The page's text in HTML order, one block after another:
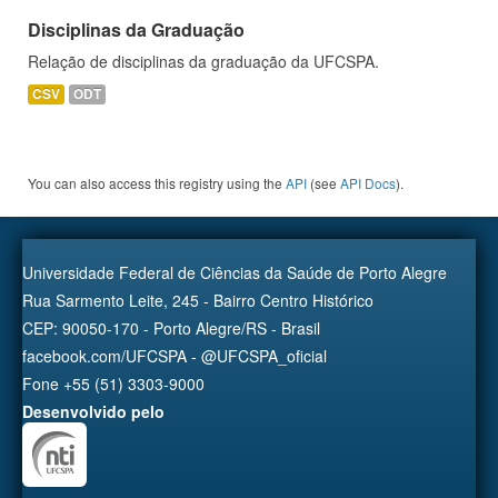
Disciplinas da Graduação
Relação de disciplinas da graduação da UFCSPA.
CSV ODT
You can also access this registry using the API (see API Docs).
Universidade Federal de Ciências da Saúde de Porto Alegre
Rua Sarmento Leite, 245 - Bairro Centro Histórico
CEP: 90050-170 - Porto Alegre/RS - Brasil
facebook.com/UFCSPA - @UFCSPA_oficial
Fone +55 (51) 3303-9000
Desenvolvido pelo